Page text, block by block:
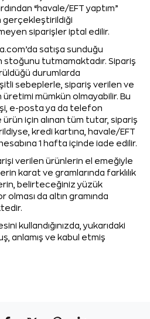
“havale/EFT yaptım”
gerçekleştirildiği
siparişler iptal edilir.
satışa sunduğu
tutmamaktadır. Sipariş
durumlarda
sebeplerle, sipariş verilen ve
mümkün olmayabilir. Bu
e-posta ya da telefon
ürün için alınan tüm tutar, sipariş
kredi kartına, havale/EFT
1 hafta içinde iade edilir.
verilen ürünlerin el emeğiyle
karat ve gramlarında farklılık
belirteceğiniz yüzük
da altın gramında
kullandığınızda, yukarıdaki
anlamış ve kabul etmiş